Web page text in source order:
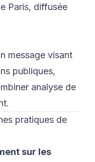
Paris, diffusée
message visant
publiques,
analyse de
pratiques de
sur les